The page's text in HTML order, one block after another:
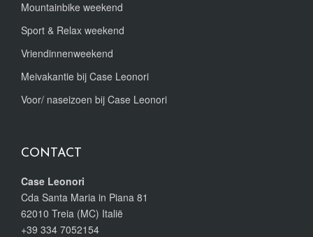
Mountainbike weekend
Sport & Relax weekend
Vriendinnenweekend
Meivakantie bij Case Leonori
Voor/ naseizoen bij Case Leonori
CONTACT
Case Leonori
Cda Santa Maria in Piana 81
62010 Treia (MC) Italië
+39 334 7052154